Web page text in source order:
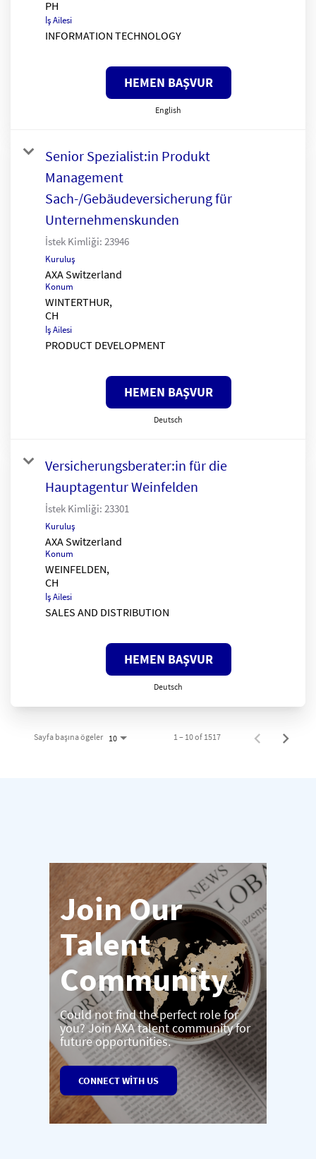
İş Ailesi
INFORMATION TECHNOLOGY
HEMEN BAŞVUR
English
Senior Spezialist:in Produkt
Management
Sach-/Gebäudeversicherung für
Unternehmenskunden
İstek Kimliği: 23946
Kuruluş
AXA Switzerland
Konum
WINTERTHUR,
İş Ailesi
PRODUCT DEVELOPMENT
HEMEN BAŞVUR
Deutsch
Versicherungsberater:in für die
Hauptagentur Weinfelden
İstek Kimliği: 23301
Kuruluş
AXA Switzerland
Konum
WEINFELDEN,
İş Ailesi
SALES AND DISTRIBUTION
HEMEN BAŞVUR
Deutsch
Sayfa başına ögeler 10 1 – 10 of 1517
Join Our
Talent
Community
Could not find the perfect role for
you? Join AXA talent community for
future opportunities.
CONNECT WITH US